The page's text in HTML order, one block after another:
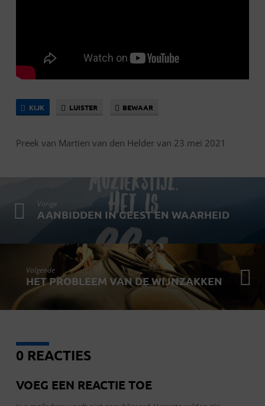
KIJK LUISTER BEWAAR
Preek van Martien van den Helder van 23 mei 2021
Vorige
AANBIDDEN IN GEEST EN WAARHEID
Volgende
HET PROBLEEM VAN DE WIJNZAKKEN
0 REACTIES
VOEG EEN REACTIE TOE